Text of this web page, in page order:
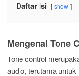
Daftar Isi show
Mengenal Tone
Tone control
audio, terutama